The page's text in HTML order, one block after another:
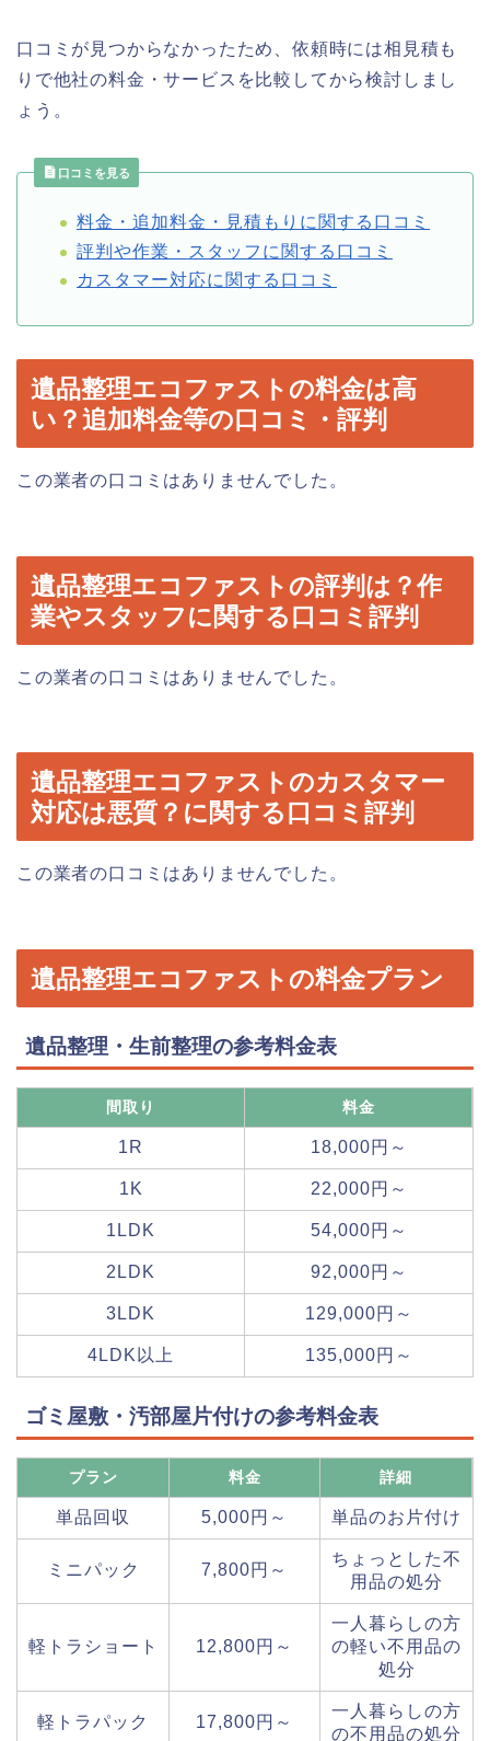
口コミが見つからなかったため、依頼時には相見積も
りで他社の料金・サービスを比較してから検討しまし
ょう。
口コミを見る
料金・追加料金・見積もりに関する口コミ
評判や作業・スタッフに関する口コミ
カスタマー対応に関する口コミ
遺品整理エコファストの料金は高
い？追加料金等の口コミ・評判
この業者の口コミはありませんでした。
遺品整理エコファストの評判は？作
業やスタッフに関する口コミ評判
この業者の口コミはありませんでした。
遺品整理エコファストのカスタマー
対応は悪質？に関する口コミ評判
この業者の口コミはありませんでした。
遺品整理エコファストの料金プラン
遺品整理・生前整理の参考料金表
間取り 料金
1R 18,000円～
1K 22,000円～
1LDK 54,000円～
2LDK 92,000円～
3LDK 129,000円～
4LDK以上 135,000円～
ゴミ屋敷・汚部屋片付けの参考料金表
プラン 料金 詳細
単品回収 5,000円～ 単品のお片付け
ミニパック 7,800円～
ちょっとした不
用品の処分
軽トラショート 12,800円～
一人暮らしの方
の軽い不用品の
処分
軽トラパック 17,800円～
一人暮らしの方
の不用品の処分